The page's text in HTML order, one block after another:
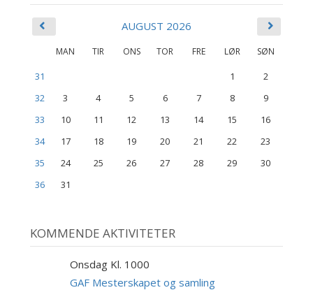
AUGUST 2026
MAN TIR ONS TOR FRE LØR SØN
31 1
2
32
3 4 5 6 7 8
9
33
10 11 12 13 14 15
16
34
17 18 19 20 21 22
23
35
24 25 26 27 28 29
30
36
31
KOMMENDE AKTIVITETER
Onsdag Kl. 1000
GAF Mesterskapet og samling